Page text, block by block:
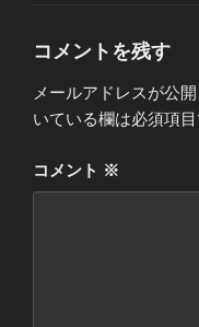
コメントを残す
メールアドレスが公
いている欄は必須項
コメント ※